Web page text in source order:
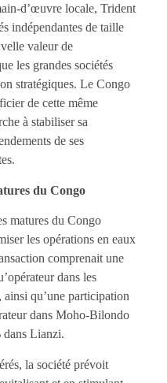
d’œuvre locale, Trident
indépendantes de taille
valeur de
les grandes sociétés
stratégiques. Le Congo
de cette même
à stabiliser sa
de ses
du Congo
matures du Congo
les opérations en eaux
comprenait une
dans les
qu’une participation
dans Moho-Bilondo
dans Lianzi.
la société prévoit